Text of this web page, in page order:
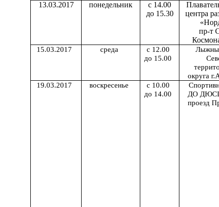
13.03.2017 понедельник
с 14.00
до 15.30
центра
пр-т
15.03.2017 среда
с 12.00
до 15.00
округа
19.03.2017
воскресенье
с 10.00
до 14.00
ДО
проезд